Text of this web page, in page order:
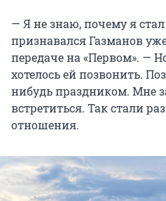
— Я не знаю, почему я
признавался Газманов
передаче на «Первом». —
хотелось ей позвонить.
нибудь праздником. Мне
встретиться. Так стали
отношения.